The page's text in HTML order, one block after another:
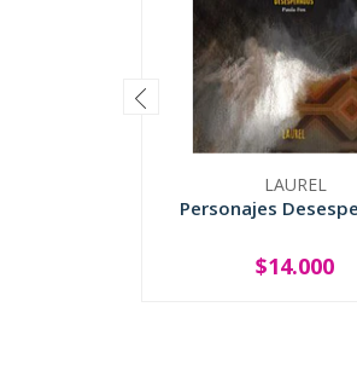
LAUREL
Personajes
+
$14.000